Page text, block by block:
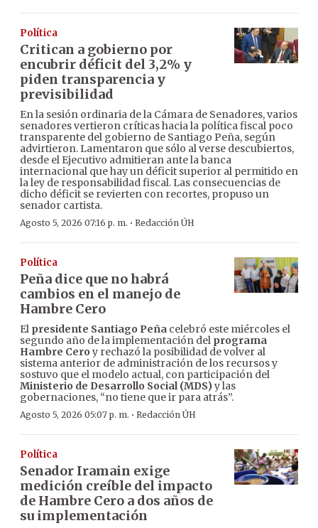
Política
Critican a gobierno por
encubrir déficit del 3,2% y
piden transparencia y
previsibilidad
En la sesión ordinaria de la Cámara de Senadores, varios
senadores vertieron críticas hacia la política fiscal poco
transparente del gobierno de Santiago Peña, según
advirtieron. Lamentaron que sólo al verse descubiertos,
desde el Ejecutivo admitieran ante la banca
internacional que hay un déficit superior al permitido en
la ley de responsabilidad fiscal. Las consecuencias de
dicho déficit se revierten con recortes, propuso un
senador cartista.
Agosto 5, 2026 07:16 p. m. · Redacción ÚH
Política
Peña dice que no habrá
cambios en el manejo de
Hambre Cero
El presidente Santiago Peña celebró este miércoles el
segundo año de la implementación del programa
Hambre Cero y rechazó la posibilidad de volver al
sistema anterior de administración de los recursos y
sostuvo que el modelo actual, con participación del
Ministerio de Desarrollo Social (MDS)y las
gobernaciones, “no tiene que ir para atrás”.
Agosto 5, 2026 05:07 p. m. · Redacción ÚH
Política
Senador Iramain exige
medición creíble del impacto
de Hambre Cero a dos años de
su implementación